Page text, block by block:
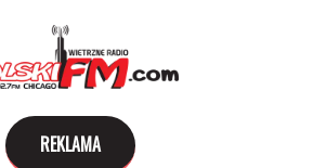
REKLAMA